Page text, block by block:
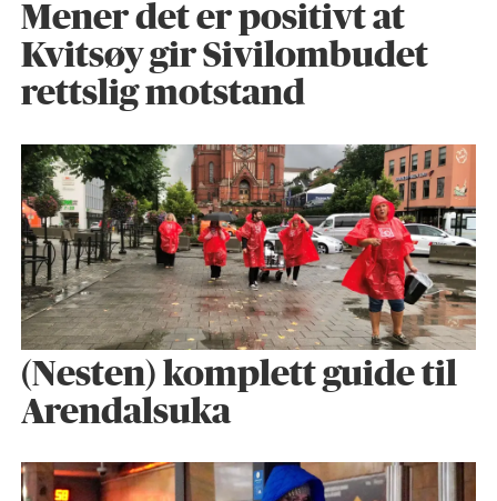
Mener det er positivt at
Kvitsøy gir Sivilombudet
rettslig motstand
(Nesten) komplett guide til
Arendalsuka